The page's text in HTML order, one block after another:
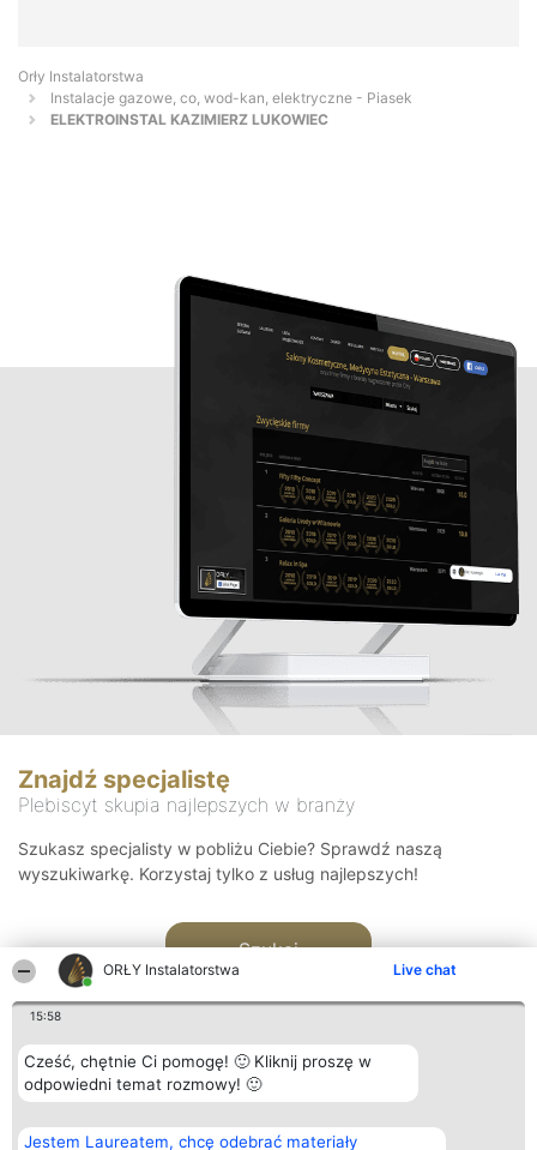
ORŁY Instalatorstwa Live chat
15:58
Cześć, chętnie Ci pomogę! 🙂 Kliknij proszę w
odpowiedni temat rozmowy! 🙂
Jestem Laureatem, chcę odebrać materiały
Orły Instalatorstwa
Instalacje gazowe, co, wod-kan, elektryczne - Piasek
ELEKTROINSTAL KAZIMIERZ LUKOWIEC
Znajdź specjalistę
Plebiscyt skupia najlepszych w branży
Szukasz specjalisty w pobliżu Ciebie? Sprawdź naszą
wyszukiwarkę. Korzystaj tylko z usług najlepszych!
Szukaj
Organizator plebiscytu
Bright Side Solutions sp. z o.
Plebiscyt
Laureaci
Kontakt
Kontakt